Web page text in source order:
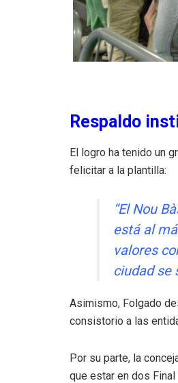
Respaldo
El logro ha tenido un
felicitar a la plantilla:
“El Nou
está al
valores
ciudad se
Asimismo, Folgado
consistorio a las
Por su parte, la
que estar en dos